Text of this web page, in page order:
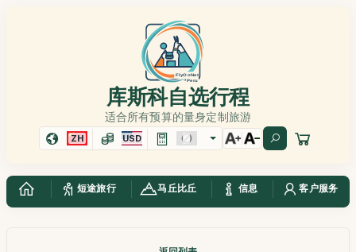
库斯科自选行程
适合所有预算的量身定制旅游
ZH USD
短途旅行 马丘比丘 信息 客户服务